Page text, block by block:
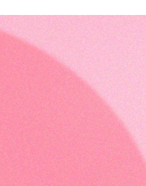
（图片拼接）